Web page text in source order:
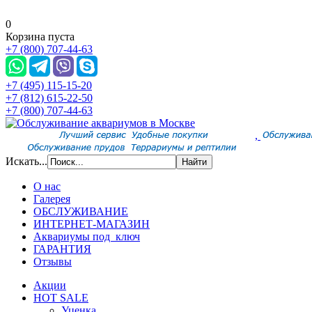
0
Корзина пуста
+7 (800) 707-44-63
+7 (495) 115-15-20
+7 (812) 615-22-50
+7 (800) 707-44-63
,
Искать...
О нас
Галерея
ОБСЛУЖИВАНИЕ
ИНТЕРНЕТ-МАГАЗИН
Аквариумы под ключ
ГАРАНТИЯ
Отзывы
Акции
HOT SALE